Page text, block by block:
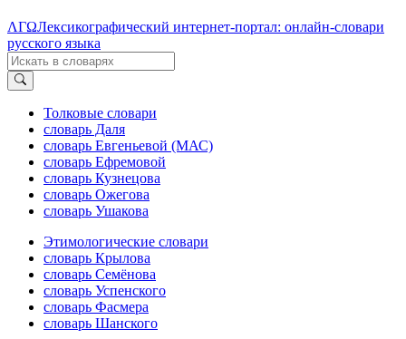
ΛΓΩЛексикографический интернет-портал: онлайн-словари
русского языка
Толковые словари
словарь Даля
словарь Евгеньевой (МАС)
словарь Ефремовой
словарь Кузнецова
словарь Ожегова
словарь Ушакова
Этимологические словари
словарь Крылова
словарь Семёнова
словарь Успенского
словарь Фасмера
словарь Шанского